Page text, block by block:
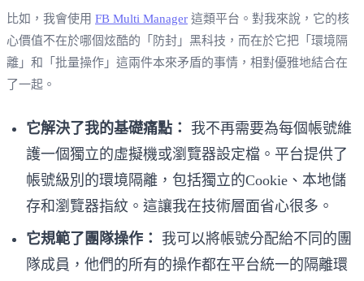
比如，我會使用 FB Multi Manager 這類平台。對我來說，它的核
心價值不在於哪個炫酷的「防封」黑科技，而在於它把「環境隔
離」和「批量操作」這兩件本來矛盾的事情，相對優雅地結合在
了一起。
它解決了我的基礎痛點：
我不再需要為每個帳號維
護一個獨立的虛擬機或瀏覽器設定檔。平台提供了
帳號級別的環境隔離，包括獨立的Cookie、本地儲
存和瀏覽器指紋。這讓我在技術層面省心很多。
它規範了團隊操作：
我可以將帳號分配給不同的團
隊成員，他們的所有的操作都在平台統一的隔離環